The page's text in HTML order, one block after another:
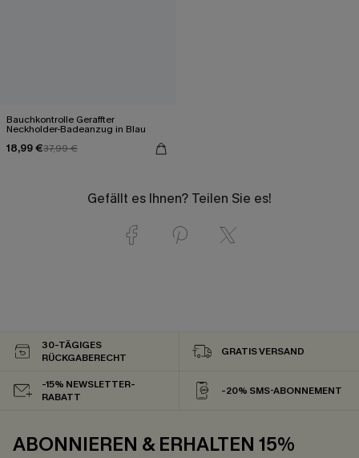
Bauchkontrolle Geraffter
Neckholder-Badeanzug in Blau
18,99 €37,99 €
Gefällt es Ihnen? Teilen Sie es!
30-TÄGIGES
RÜCKGABERECHT
GRATIS VERSAND
-15% NEWSLETTER-
RABATT
-20% SMS-ABONNEMENT
ABONNIEREN & ERHALTEN 15%